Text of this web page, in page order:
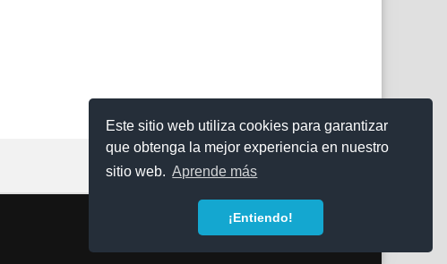
Este sitio web utiliza cookies para garantizar
que obtenga la mejor experiencia en nuestro
sitio web. Aprende más
¡Entiendo!